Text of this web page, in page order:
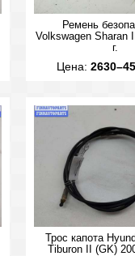
Ремень
Volkswagen Sharan
г.
Цена:
Трос капота
Tiburon II (GK)